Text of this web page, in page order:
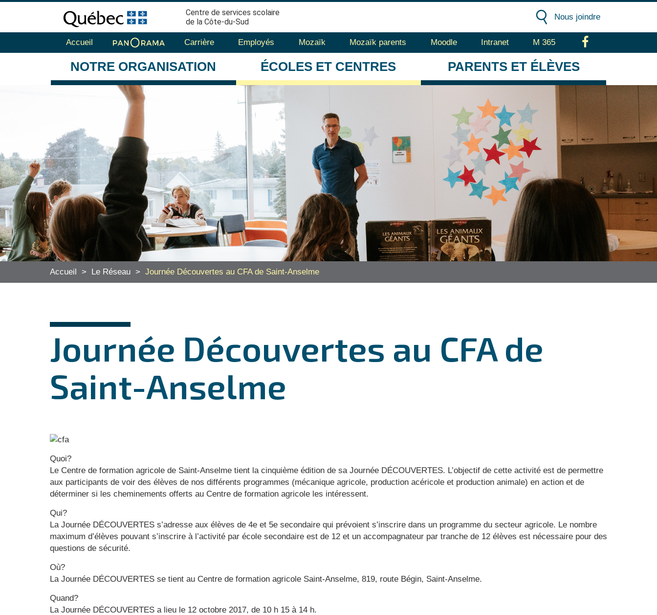
Centre de services scolaire
de la Côte-du-Sud
Nous joindre
Accueil Carrière Employés Mozaïk Mozaïk parents Moodle Intranet M 365
NOTRE ORGANISATION ÉCOLES ET CENTRES PARENTS ET ÉLÈVES
Accueil > Le Réseau > Journée Découvertes au CFA de Saint-Anselme
Journée Découvertes au CFA de
Saint-Anselme
Quoi?
Le Centre de formation agricole de Saint-Anselme tient la cinquième édition de sa Journée DÉCOUVERTES. L’objectif de cette activité est de permettre
aux participants de voir des élèves de nos différents programmes (mécanique agricole, production acéricole et production animale) en action et de
déterminer si les cheminements offerts au Centre de formation agricole les intéressent.
Qui?
La Journée DÉCOUVERTES s’adresse aux élèves de 4e et 5e secondaire qui prévoient s’inscrire dans un programme du secteur agricole. Le nombre
maximum d’élèves pouvant s’inscrire à l’activité par école secondaire est de 12 et un accompagnateur par tranche de 12 élèves est nécessaire pour des
questions de sécurité.
Où?
La Journée DÉCOUVERTES se tient au Centre de formation agricole Saint-Anselme, 819, route Bégin, Saint-Anselme.
Quand?
La Journée DÉCOUVERTES a lieu le 12 octobre 2017, de 10 h 15 à 14 h.